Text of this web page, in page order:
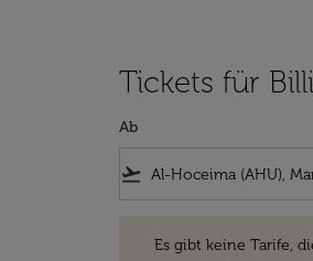
Tickets für
Ab
flight_takeoff
Es gibt keine Tarife,